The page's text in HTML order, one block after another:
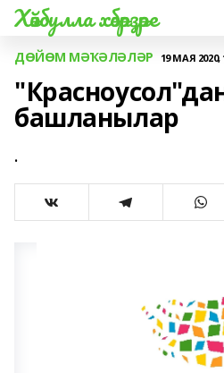
Хәйбулла хәбәрҙәре
ДӨЙӨМ МӘҠӘЛӘЛӘР 19 МАЯ 2020,
башланылар
.